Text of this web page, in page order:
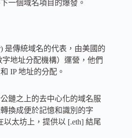
一個域名項目的爆發。
是傳統域名的代表，由美國的
地址分配機構）運營，他們
IP 地址的分配。
鏈之上的去中心化的域名服
換成便於記憶和識別的字
以太坊上，提供以 [.eth] 結尾